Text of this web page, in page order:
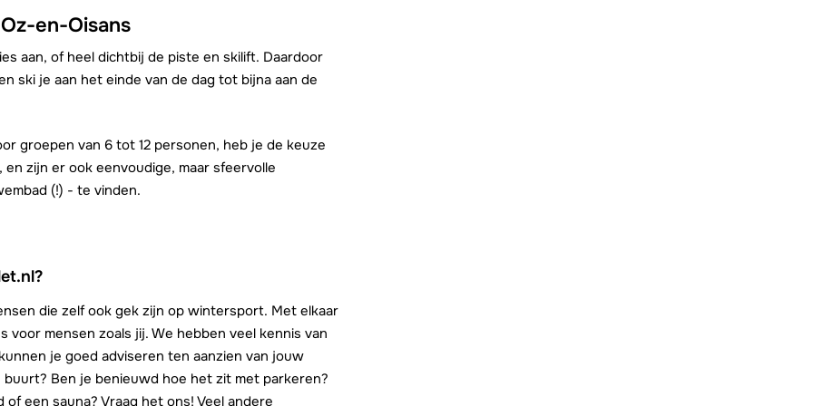
en-Oisans
aan, of heel dichtbij de piste en skilift. Daardoor
ski je aan het einde van de dag tot bijna aan de
groepen van 6 tot 12 personen, heb je de keuze
, en zijn er ook eenvoudige, maar sfeervolle
(!) - te vinden.
die zelf ook gek zijn op wintersport. Met elkaar
mensen zoals jij. We hebben veel kennis van
je goed adviseren ten aanzien van jouw
Ben je benieuwd hoe het zit met parkeren?
een sauna? Vraag het ons! Veel andere